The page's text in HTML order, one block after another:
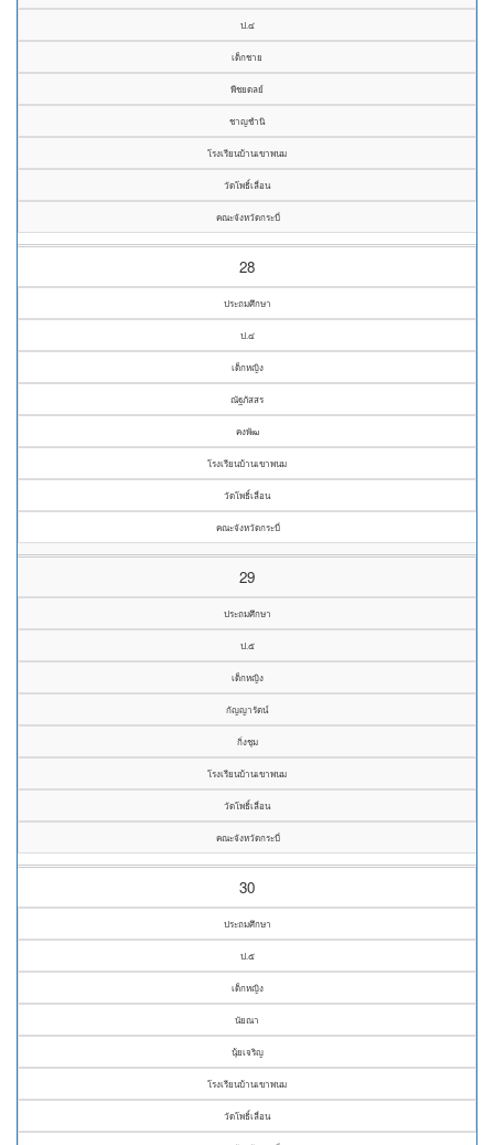
ป.๔
เด็กชาย
พีชยดลย์
ชาญชำนิ
โรงเรียนบ้านเขาพนม
วัดโพธิ์เลื่อน
คณะจังหวัดกระบี่
28
ประถมศึกษา
ป.๔
เด็กหญิง
ณัฐภัสสร
คงพัฒ
โรงเรียนบ้านเขาพนม
วัดโพธิ์เลื่อน
คณะจังหวัดกระบี่
29
ประถมศึกษา
ป.๕
เด็กหญิง
กัญญารัตน์
กิ่งชุม
โรงเรียนบ้านเขาพนม
วัดโพธิ์เลื่อน
คณะจังหวัดกระบี่
30
ประถมศึกษา
ป.๕
เด็กหญิง
นัยณา
นุ้ยเจริญ
โรงเรียนบ้านเขาพนม
วัดโพธิ์เลื่อน